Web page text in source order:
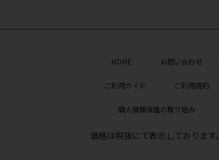
HOME お問い合わせ
ご利用ガイド ご利用規約
個人情報保護の取り組み
価格は税抜にて表示しております。